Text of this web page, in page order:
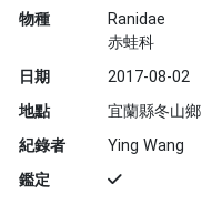
物種
Ranidae
赤蛙科
日期
2017-08-02
地點
宜蘭縣冬山鄉
紀錄者
Ying Wang
鑑定